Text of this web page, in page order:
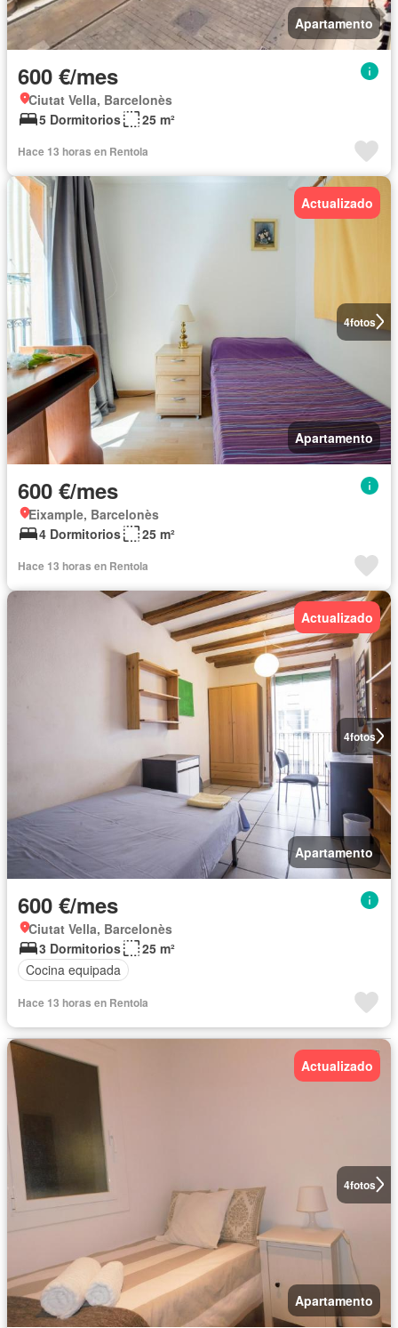
Apartamento
600 €/mes
Ciutat Vella, Barcelonès
5 Dormitorios
25 m²
Hace 13 horas en Rentola
4fotos
Actualizado
Apartamento
600 €/mes
Eixample, Barcelonès
4 Dormitorios
25 m²
Hace 13 horas en Rentola
4fotos
Actualizado
Apartamento
600 €/mes
Ciutat Vella, Barcelonès
3 Dormitorios
25 m²
Cocina equipada
Hace 13 horas en Rentola
4fotos
Actualizado
Apartamento